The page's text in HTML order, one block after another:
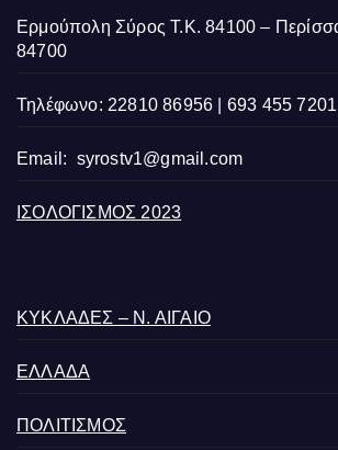
Ερμούπολη Σύρος Τ.Κ. 84100 –
84700
Τηλέφωνο: 22810 86956 | 693 455 7201
Email: syrostv1@gmail.com
ΙΣΟΛΟΓΙΣΜΟΣ 2023
ΚΥΚΛΑΔΕΣ – Ν. ΑΙΓΑΙΟ
ΕΛΛΑΔΑ
ΠΟΛΙΤΙΣΜΟΣ